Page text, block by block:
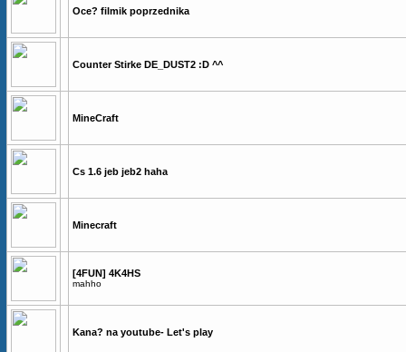
Oce? filmik poprzednika
Counter Stirke DE_DUST2 :D ^^
MineCraft
Cs 1.6 jeb jeb2 haha
Minecraft
[4FUN] 4K4HS
mahho
Kana? na youtube- Let's play